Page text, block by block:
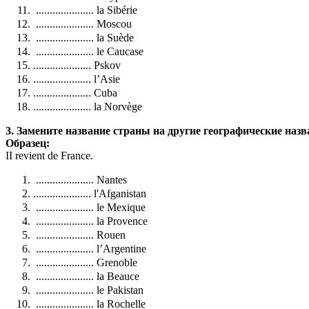
..................... la Sibérie
..................... Moscou
..................... la Suède
..................... le Caucase
..................... Pskov
..................... l’Asie
..................... Cuba
..................... la Norvège
3. Замените название страны на другие географические
Образец:
II revient de France.
..................... Nantes
..................... l'Afganistan
..................... le Mexique
..................... la Provence
..................... Rouen
..................... l’Argentine
..................... Grenoble
..................... la Beauce
..................... le Pakistan
..................... la Rochelle